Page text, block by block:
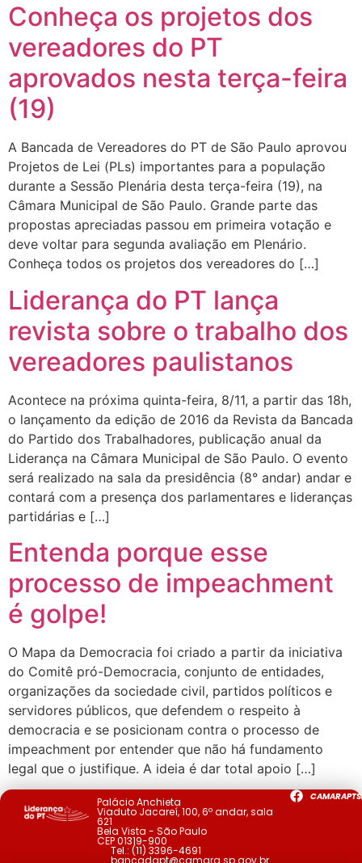
Conheça os projetos dos
vereadores do PT
aprovados nesta terça-feira
(19)
A Bancada de Vereadores do PT de São Paulo aprovou
Projetos de Lei (PLs) importantes para a população
durante a Sessão Plenária desta terça-feira (19), na
Câmara Municipal de São Paulo. Grande parte das
propostas apreciadas passou em primeira votação e
deve voltar para segunda avaliação em Plenário.
Conheça todos os projetos dos vereadores do […]
Liderança do PT lança
revista sobre o trabalho dos
vereadores paulistanos
Acontece na próxima quinta-feira, 8/11, a partir das 18h,
o lançamento da edição de 2016 da Revista da Bancada
do Partido dos Trabalhadores, publicação anual da
Liderança na Câmara Municipal de São Paulo. O evento
será realizado na sala da presidência (8° andar) andar e
contará com a presença dos parlamentares e lideranças
partidárias e […]
Entenda porque esse
processo de impeachment
é golpe!
O Mapa da Democracia foi criado a partir da iniciativa
do Comitê pró-Democracia, conjunto de entidades,
organizações da sociedade civil, partidos políticos e
servidores públicos, que defendem o respeito à
democracia e se posicionam contra o processo de
impeachment por entender que não há fundamento
legal que o justifique. A ideia é dar total apoio […]
Palácio Anchieta
Viaduto Jacareí, 100, 6º andar, sala
621
Bela Vista - São Paulo
CEP 01319-900
Tel.: (11) 3396-4691